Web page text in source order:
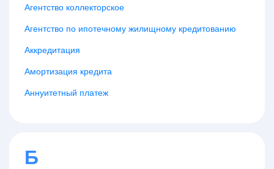
Агентство коллекторское
Агентство по ипотечному жилищному кредитованию
Аккредитация
Амортизация кредита
Аннуитетный платеж
Б